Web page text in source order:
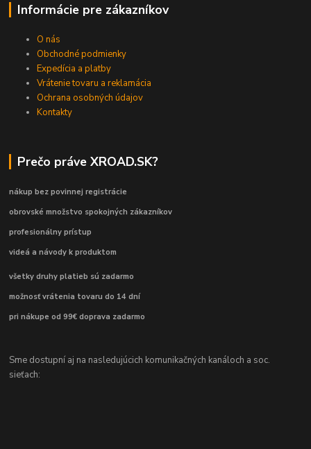
Informácie pre zákazníkov
O nás
Obchodné podmienky
Expedícia a platby
Vrátenie tovaru a reklamácia
Ochrana osobných údajov
Kontakty
Prečo práve XROAD.SK?
nákup bez povinnej registrácie
obrovské množstvo spokojných zákazníkov
profesionálny prístup
videá a návody k produktom
všetky druhy platieb sú zadarmo
možnosť vrátenia tovaru do 14 dní
pri nákupe od 99€ doprava zadarmo
Sme dostupní aj na nasledujúcich komunikačných kanáloch a soc.
sieťach: